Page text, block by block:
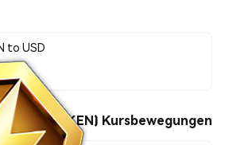
to USD
(BFTOKEN) Kursbewegungen